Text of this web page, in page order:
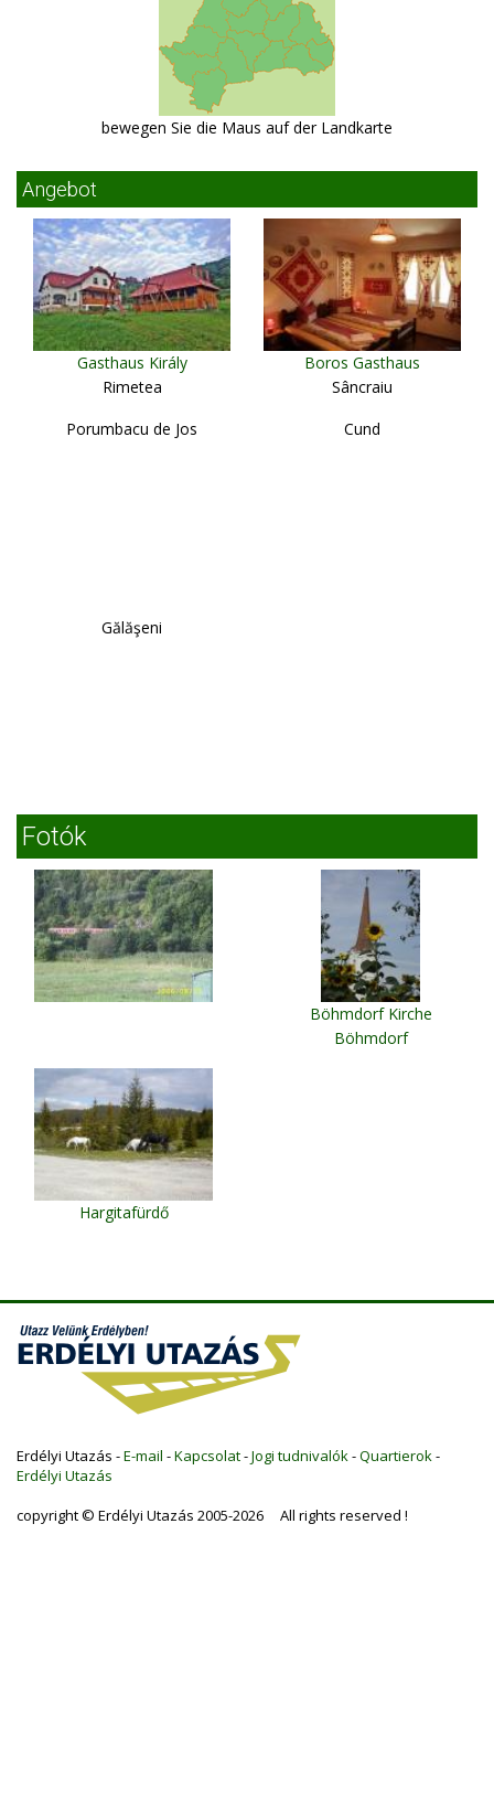
bewegen Sie die Maus auf der Landkarte
Angebot
Gasthaus Király
Rimetea
Boros Gasthaus
Sâncraiu
Porumbacu de Jos
Cund
Gălăşeni
Fotók
Böhmdorf Kirche
Böhmdorf
Hargitafürdő
Erdélyi Utazás -E-mail -Kapcsolat-Jogi tudnivalók -Quartierok -
Erdélyi Utazás
copyright © Erdélyi Utazás 2005-2026 All rights reserved !